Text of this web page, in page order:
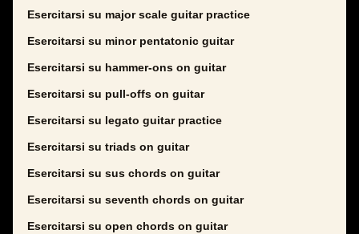
Esercitarsi su major scale guitar practice
Esercitarsi su minor pentatonic guitar
Esercitarsi su hammer-ons on guitar
Esercitarsi su pull-offs on guitar
Esercitarsi su legato guitar practice
Esercitarsi su triads on guitar
Esercitarsi su sus chords on guitar
Esercitarsi su seventh chords on guitar
Esercitarsi su open chords on guitar